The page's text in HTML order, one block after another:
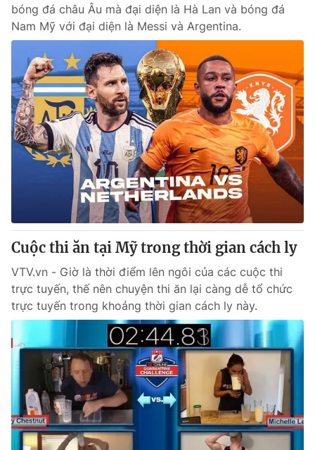
Video Shorts video
VTV Money VTV Thể thao
VTV Sức khoẻ Bất động sản
Thị trường 24h Tấm lòng Việt
Vươn mình bằng AI
VTV9 VTV8
Liên hệ tòa soạn English
Theo dõi báo trên
Cơ quan chủ quản:Đài Truyền hình Việt Nam
Cơ quan báo chí:Thời báo VTV
bóng đá châu Âu mà đại diện là Hà Lan và bóng đá
Nam Mỹ với đại diện là Messi và Argentina.
Cuộc thi ăn tại Mỹ trong thời gian cách ly
VTV.vn - Giờ là thời điểm lên ngôi của các cuộc thi
trực tuyến, thế nên chuyện thi ăn lại càng dễ tổ chức
trực tuyến trong khoảng thời gian cách ly này.